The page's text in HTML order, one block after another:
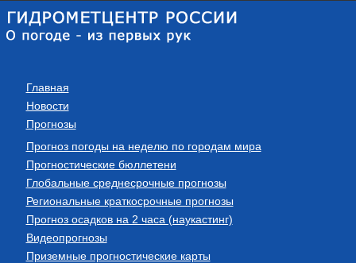
Главная
Новости
Прогнозы
Прогноз погоды на неделю по городам мира
Прогностические бюллетени
Глобальные среднесрочные прогнозы
Региональные краткосрочные прогнозы
Прогноз осадков на 2 часа (наукастинг)
Видеопрогнозы
Приземные прогностические карты